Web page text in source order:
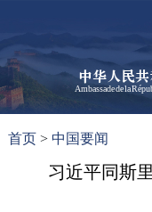
中华人民
Ambassade de la
首页 >中国要闻
习近平同斯